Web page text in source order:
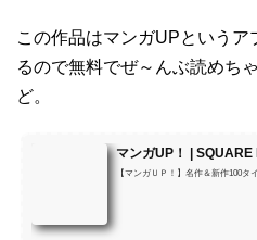
この作品はマンガUPという
るので無料でぜ～んぶ読めち
ど。
マンガUP！ | SQUARE
【マンガＵＰ！】名作＆新作100